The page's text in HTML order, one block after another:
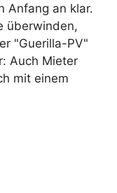
Anfang an klar.
überwinden,
"Guerilla-PV"
Auch Mieter
mit einem